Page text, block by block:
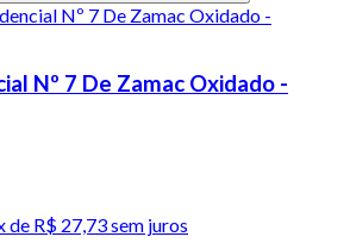
Nº 7 De Zamac Oxidado -
de R$ 27,73sem juros